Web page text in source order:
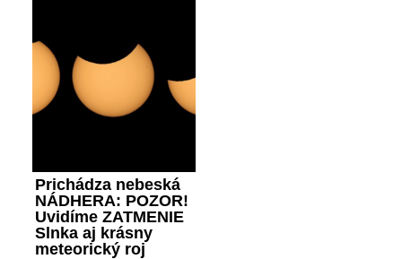
Prichádza nebeská
NÁDHERA: POZOR!
Uvidíme ZATMENIE
Slnka aj krásny
meteorický roj